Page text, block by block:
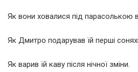
Як вони ховалися під парасолькою
Як Дмитро подарував їй перші
Як варив їй каву після нічної зміни.